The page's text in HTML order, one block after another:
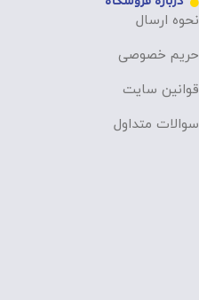
نحوه ارسال
حریم خصوصی
قوانین سایت
سوالات متداول